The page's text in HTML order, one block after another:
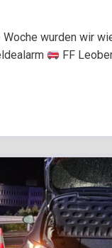
Woche wurden wir
FF